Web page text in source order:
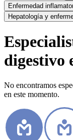
Enfermedad
Hepatología y
digestivo
No encontramos
en este momento.